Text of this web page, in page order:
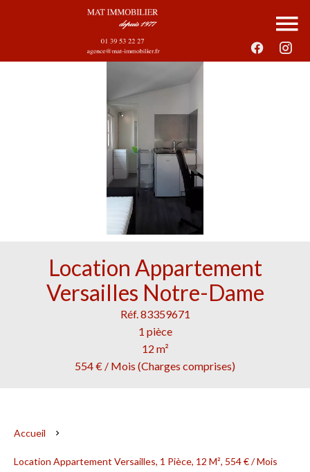
Location Appartement
Versailles Notre-Dame
Réf. 83359671
1 pièce
12 m²
554 € / Mois (Charges comprises)
Accueil
Location Appartement Versailles, 1 Pièce, 12 M², 554 € / Mois